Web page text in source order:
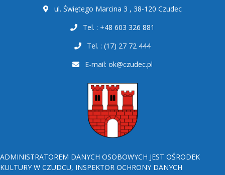
ul. Świętego Marcina 3 , 38-120 Czudec
Tel. : +48 603 326 881
Tel. : (17) 27 72 444
E-mail: ok@czudec.pl
ADMINISTRATOREM DANYCH OSOBOWYCH JEST OŚRODEK
KULTURY W CZUDCU, INSPEKTOR OCHRONY DANYCH